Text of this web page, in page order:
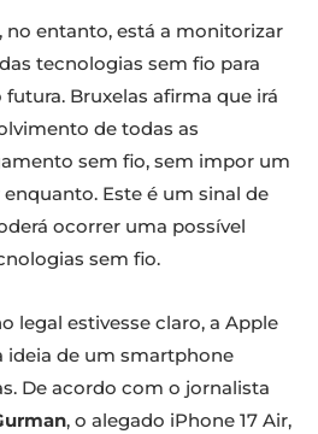
no entanto, está a monitorizar
tecnologias sem fio para
Bruxelas afirma que irá
de todas as
sem fio, sem impor um
Este é um sinal de
ocorrer uma possível
sem fio.
legal estivesse claro, a Apple
ideia de um smartphone
De acordo com o jornalista
, o alegado iPhone 17 Air,